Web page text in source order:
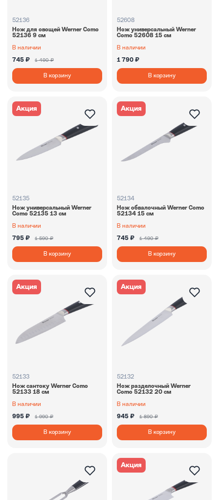
52136
Нож для овощей Werner Como
52136 9 см
В наличии
745 ₽ 1 490 ₽
В корзину
52608
Нож универсальный Werner
Como 52608 15 см
В наличии
1 790 ₽
В корзину
Акция
52135
Нож универсальный Werner
Como 52135 13 см
В наличии
795 ₽ 1 590 ₽
В корзину
Акция
52134
Нож обвалочный Werner Como
52134 15 см
В наличии
745 ₽ 1 490 ₽
В корзину
Акция
52133
Нож сантоку Werner Como
52133 18 см
В наличии
995 ₽ 1 990 ₽
В корзину
Акция
52132
Нож разделочный Werner
Como 52132 20 см
В наличии
945 ₽ 1 890 ₽
В корзину
Акция